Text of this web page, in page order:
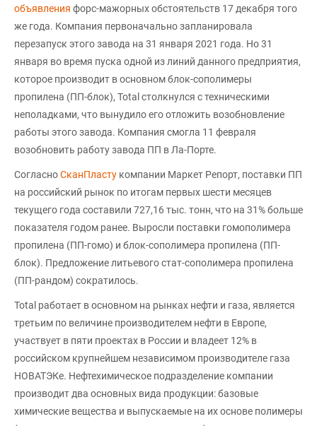
объявления форс-мажорных обстоятельств 17 декабря того
же года. Компания первоначально запланировала
перезапуск этого завода на 31 января 2021 года. Но 31
января во время пуска одной из линий данного предприятия,
которое производит в основном блок-сополимеры
пропилена (ПП-блок), Total столкнулся с техническими
неполадками, что вынудило его отложить возобновление
работы этого завода. Компания смогла 11 февраля
возобновить работу завода ПП в Ла-Порте.
СогласноСканПласту компании Маркет Репорт, поставки ПП
на российский рынок по итогам первых шести месяцев
текущего года составили 727,16 тыс. тонн, что на 31% больше
показателя годом ранее. Выросли поставки гомополимера
пропилена (ПП-гомо) и блок-сополимера пропилена (ПП-
блок). Предложение литьевого стат-сополимера пропилена
(ПП-рандом) сократилось.
Total работает в основном на рынках нефти и газа, является
третьим по величине производителем нефти в Европе,
участвует в пяти проектах в России и владеет 12% в
российском крупнейшем независимом производителе газа
НОВАТЭКе. Нефтехимическое подразделение компании
производит два основных вида продукции: базовые
химические вещества и выпускаемые на их основе полимеры